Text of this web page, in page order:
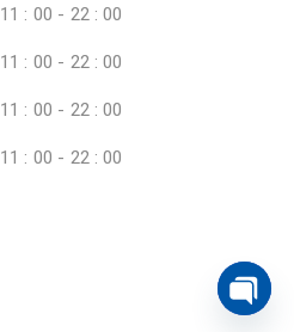
11 : 00 - 22 : 00
11 : 00 - 22 : 00
11 : 00 - 22 : 00
11 : 00 - 22 : 00